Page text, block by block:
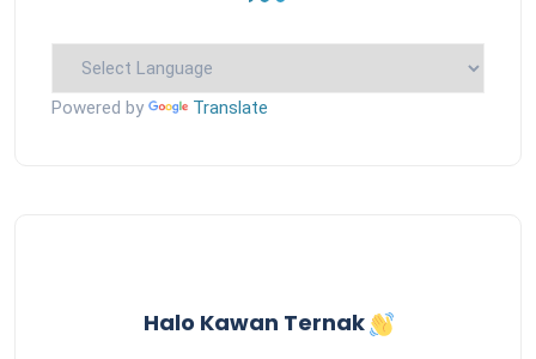
Powered by Translate
Halo Kawan Ternak